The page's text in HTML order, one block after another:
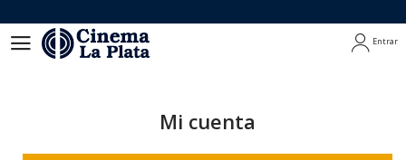
Entrar
Mi cuenta